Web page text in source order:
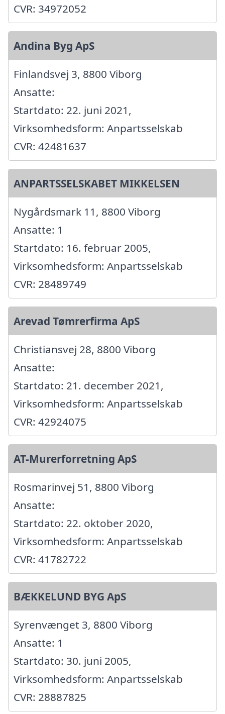
CVR: 34972052
Andina Byg ApS
Finlandsvej 3, 8800 Viborg
Ansatte:
Startdato: 22. juni 2021,
Virksomhedsform: Anpartsselskab
CVR: 42481637
ANPARTSSELSKABET MIKKELSEN
Nygårdsmark 11, 8800 Viborg
Ansatte: 1
Startdato: 16. februar 2005,
Virksomhedsform: Anpartsselskab
CVR: 28489749
Arevad Tømrerfirma ApS
Christiansvej 28, 8800 Viborg
Ansatte:
Startdato: 21. december 2021,
Virksomhedsform: Anpartsselskab
CVR: 42924075
AT-Murerforretning ApS
Rosmarinvej 51, 8800 Viborg
Ansatte:
Startdato: 22. oktober 2020,
Virksomhedsform: Anpartsselskab
CVR: 41782722
BÆKKELUND BYG ApS
Syrenvænget 3, 8800 Viborg
Ansatte: 1
Startdato: 30. juni 2005,
Virksomhedsform: Anpartsselskab
CVR: 28887825